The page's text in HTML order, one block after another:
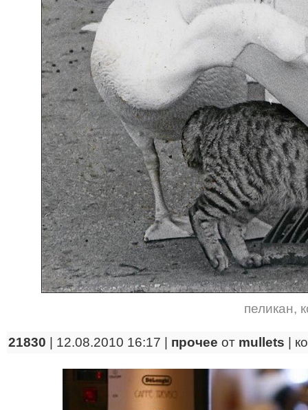
пеликан,
21830 | 12.08.2010 16:17 | прочее от mullets